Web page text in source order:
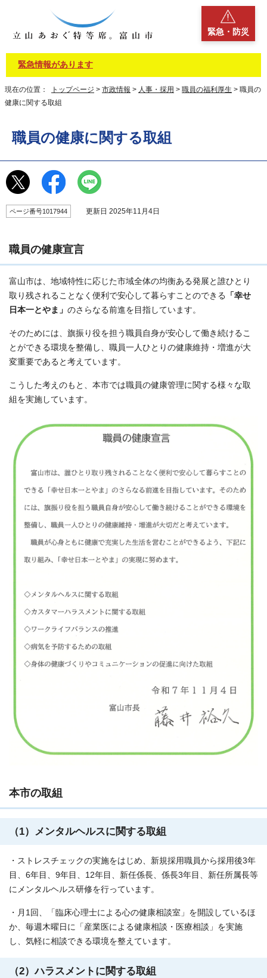
緊急・防災
緊急情報があります
現在の位置： トップページ > 市政情報 > 人事・採用 > 職員の福利厚生 > 職員の
健康に関する取組
職員の健康に関する取組
ページ番号1017944 更新日 2025年11月4日
職員の健康宣言
富山市は、地域特性に応じた市域全体の均衡ある発展と誰ひとり
取り残されることなく便利で安心して暮らすことのできる
「幸せ
日本一とやま」 のさらなる前進を目指しています。
そのためには、旗振り役を担う職員自身が安心して働き続けるこ
とができる環境を整備し、職員一人ひとりの健康維持・増進が大
変重要であると考えています。
こうした考えのもと、本市では職員の健康管理に関する様々な取
組を実施しています。
本市の取組
（1）メンタルヘルスに関する取組
・ストレスチェックの実施をはじめ、新規採用職員から採用後3年
目、6年目、9年目、12年目、新任係長、係長3年目、新任所属長等
にメンタルヘルス研修を行っています。
・月1回、「臨床心理士による心の健康相談室」を開設しているほ
か、毎週木曜日に「産業医による健康相談・医療相談」を実施
し、気軽に相談できる環境を整えています。
（2）ハラスメントに関する取組